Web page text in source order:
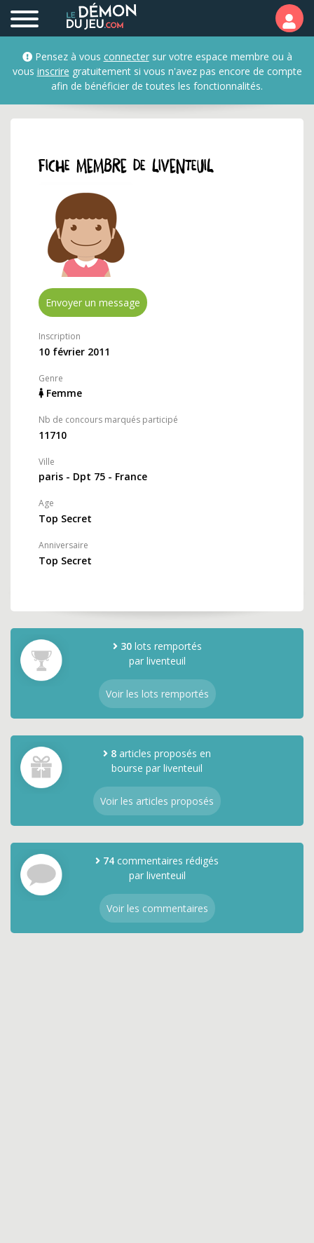
Profil et fiche membre
Pensez à vous connectersur votre espace membre ou à
vous inscrire gratuitement si vous n'avez pas encore de compte
afin de bénéficier de toutes les fonctionnalités.
Fiche membre de liventeuil
Envoyer un message
Inscription
10 février 2011
Genre
Femme
Nb de concours marqués participé
11710
Ville
paris - Dpt 75 - France
Age
Top Secret
Anniversaire
Top Secret
30lots remportés
par liventeuil
Voir les lots remportés
8 articles proposés en
bourse par liventeuil
Voir les articles proposés
74 commentaires rédigés
par liventeuil
Voir les commentaires